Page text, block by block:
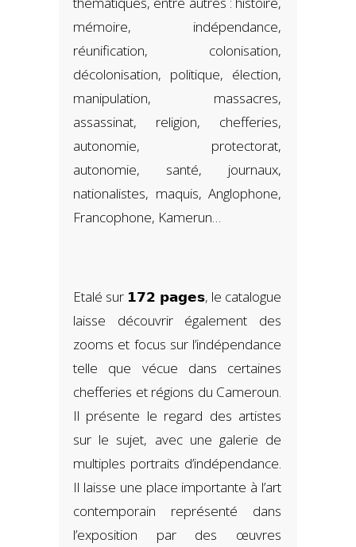
thématiques, entre autres : histoire,
mémoire, indépendance,
réunification, colonisation,
décolonisation, politique, élection,
manipulation, massacres,
assassinat, religion, chefferies,
autonomie, protectorat,
autonomie, santé, journaux,
nationalistes, maquis, Anglophone,
Francophone, Kamerun…
Etalé sur 𝟭𝟳𝟮 𝗽𝗮𝗴𝗲𝘀, le catalogue
laisse découvrir également des
zooms et focus sur l’indépendance
telle que vécue dans certaines
chefferies et régions du Cameroun.
Il présente le regard des artistes
sur le sujet, avec une galerie de
multiples portraits d’indépendance.
Il laisse une place importante à l’art
contemporain représenté dans